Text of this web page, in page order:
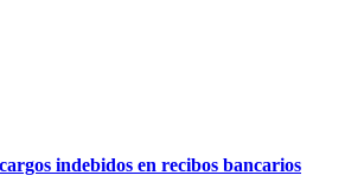
indebidos en recibos bancarios